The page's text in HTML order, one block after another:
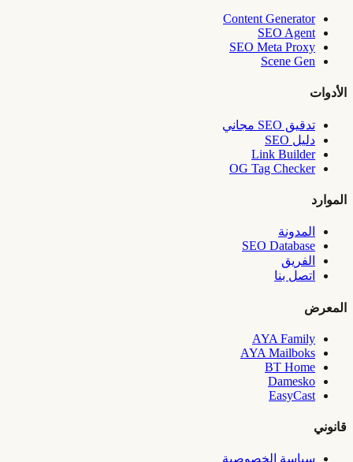
Content Generator
SEO Agent
SEO Meta Proxy
Scene Gen
الأدوات
تدقيق SEO مجاني
دليل SEO
Link Builder
OG Tag Checker
الموارد
المدونة
SEO Database
الفريق
اتصل بنا
المعرض
AYA Family
AYA Mailboks
BT Home
Damesko
EasyCast
قانوني
سياسة الخصوصية